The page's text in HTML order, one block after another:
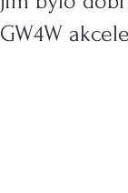
GW4W